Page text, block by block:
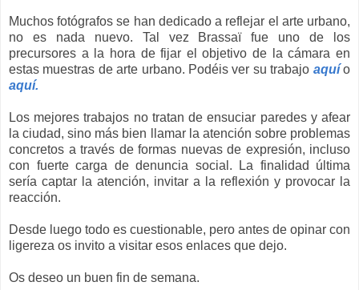
Muchos fotógrafos se han dedicado a reflejar el arte urbano,
no es nada nuevo. Tal vez Brassaï fue uno de los
precursores a la hora de fijar el objetivo de la cámara en
estas muestras de arte urbano. Podéis ver su trabajo aquío
aquí.
Los mejores trabajos no tratan de ensuciar paredes y afear
la ciudad, sino más bien llamar la atención sobre problemas
concretos a través de formas nuevas de expresión, incluso
con fuerte carga de denuncia social. La finalidad última
sería captar la atención, invitar a la reflexión y provocar la
reacción.
Desde luego todo es cuestionable, pero antes de opinar con
ligereza os invito a visitar esos enlaces que dejo.
Os deseo un buen fin de semana.